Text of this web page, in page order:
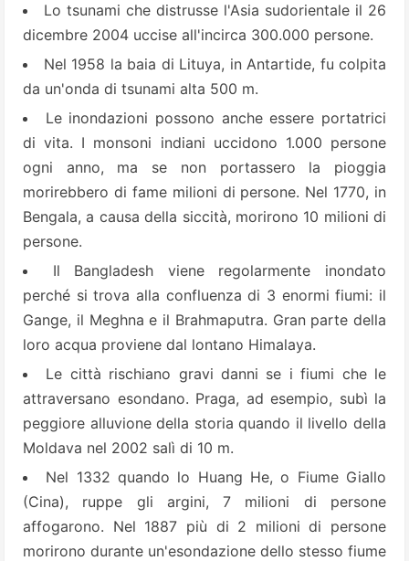
Lo tsunami che distrusse l'Asia sudorientale il 26
dicembre 2004 uccise all'incirca 300.000 persone.
Nel 1958 la baia di Lituya, in Antartide, fu colpita
da un'onda di tsunami alta 500 m.
Le inondazioni possono anche essere portatrici
di vita. I monsoni indiani uccidono 1.000 persone
ogni anno, ma se non portassero la pioggia
morirebbero di fame milioni di persone. Nel 1770, in
Bengala, a causa della siccità, morirono 10 milioni di
persone.
Il Bangladesh viene regolarmente inondato
perché si trova alla confluenza di 3 enormi fiumi: il
Gange, il Meghna e il Brahmaputra. Gran parte della
loro acqua proviene dal lontano Himalaya.
Le città rischiano gravi danni se i fiumi che le
attraversano esondano. Praga, ad esempio, subì la
peggiore alluvione della storia quando il livello della
Moldava nel 2002 salì di 10 m.
Nel 1332 quando lo Huang He, o Fiume Giallo
(Cina), ruppe gli argini, 7 milioni di persone
affogarono. Nel 1887 più di 2 milioni di persone
morirono durante un'esondazione dello stesso fiume